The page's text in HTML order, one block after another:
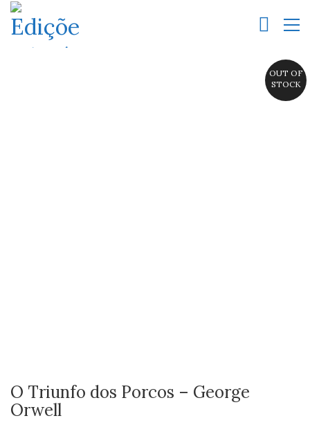
OUT OF
STOCK
O Triunfo dos Porcos – George
Orwell